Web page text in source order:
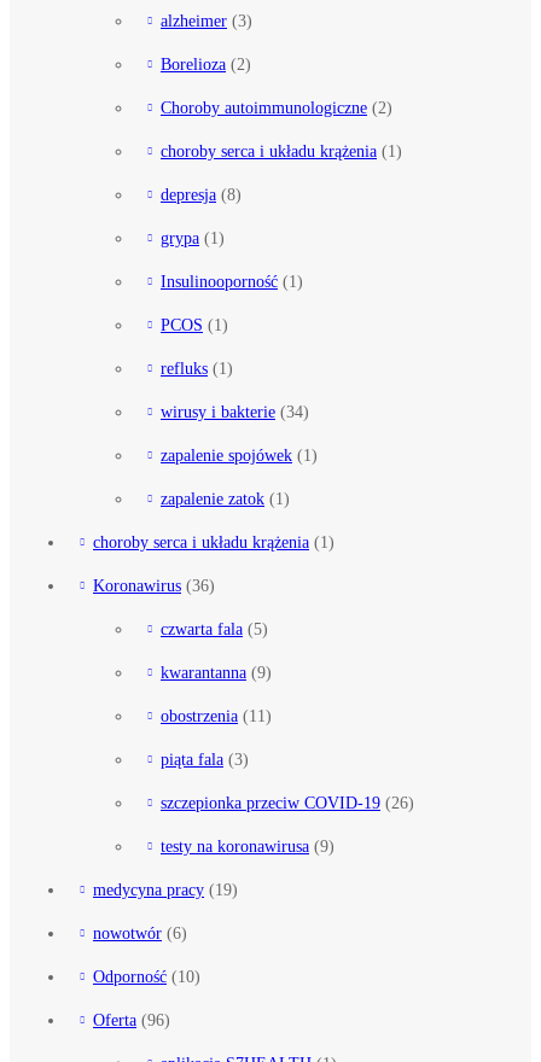
alzheimer (3)
Borelioza (2)
Choroby autoimmunologiczne (2)
choroby serca i układu krążenia (1)
depresja (8)
grypa (1)
Insulinooporność (1)
PCOS (1)
refluks (1)
wirusy i bakterie (34)
zapalenie spojówek (1)
zapalenie zatok (1)
choroby serca i układu krążenia (1)
Koronawirus (36)
czwarta fala (5)
kwarantanna (9)
obostrzenia (11)
piąta fala (3)
szczepionka przeciw COVID-19 (26)
testy na koronawirusa (9)
medycyna pracy (19)
nowotwór (6)
Odporność (10)
Oferta (96)